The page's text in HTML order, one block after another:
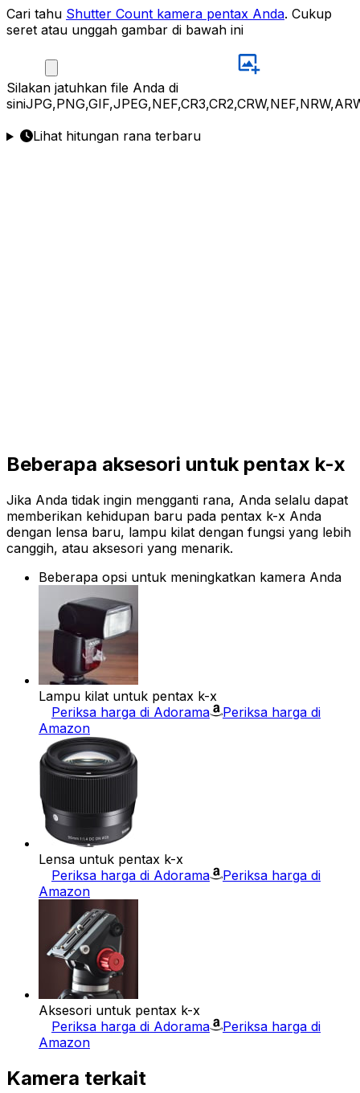
Cari tahu Shutter Count kamera pentax Anda. Cukup
seret atau unggah gambar di bawah ini
Silakan jatuhkan file Anda di
sini
Lihat hitungan rana terbaru
Beberapa aksesori untuk pentax k-x
Jika Anda tidak ingin mengganti rana, Anda selalu dapat
memberikan kehidupan baru pada pentax k-x Anda
dengan lensa baru, lampu kilat dengan fungsi yang lebih
canggih, atau aksesori yang menarik.
Beberapa opsi untuk meningkatkan kamera Anda
Lampu kilat untuk pentax k-x
Periksa harga di Adorama
Periksa harga di
Amazon
Lensa untuk pentax k-x
Periksa harga di Adorama
Periksa harga di
Amazon
Aksesori untuk pentax k-x
Periksa harga di Adorama
Periksa harga di
Amazon
Kamera terkait